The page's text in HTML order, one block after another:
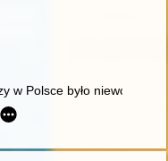
w ogniu
w Polsce było
Motria Koczubej w